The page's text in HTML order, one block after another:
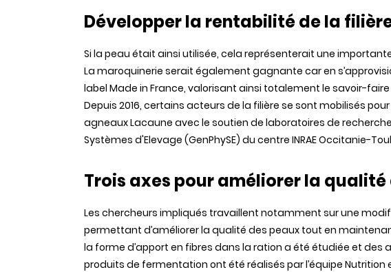
Développer la rentabilité de la
Si la peau était ainsi utilisée, cela représenterait une
La maroquinerie serait également gagnante car en
label Made in France, valorisant ainsi totalement le savoir-
Depuis 2016, certains acteurs de la filière se sont mobilisés
agneaux Lacaune avec le soutien de laboratoires de
Systèmes d'Elevage (GenPhySE) du centre INRAE Occitanie-
Trois axes pour améliorer la qualité
Les chercheurs impliqués travaillent notamment sur une
permettant d’améliorer la qualité des peaux tout en
la forme d’apport en fibres dans la ration a été étudiée et des
produits de fermentation ont été réalisés par l’équipe